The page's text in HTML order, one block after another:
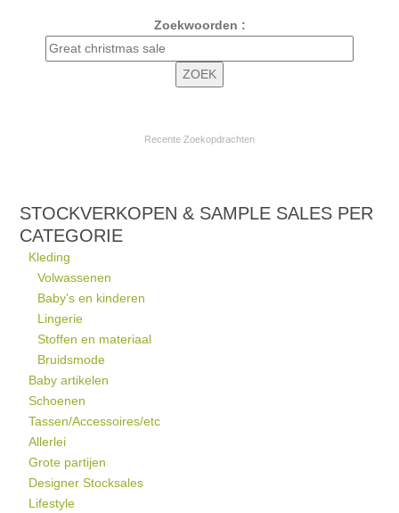
Zoekwoorden :
Recente Zoekopdrachten
STOCKVERKOPEN & SAMPLE SALES PER
CATEGORIE
Kleding
Volwassenen
Baby's en kinderen
Lingerie
Stoffen en materiaal
Bruidsmode
Baby artikelen
Schoenen
Tassen/Accessoires/etc
Allerlei
Grote partijen
Designer Stocksales
Lifestyle